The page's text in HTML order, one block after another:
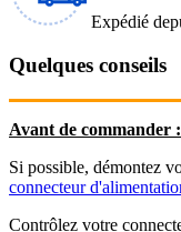
Expédié
Quelques conseils
Avant de commander :
Si possible, démontez
connecteur
Contrôlez votre